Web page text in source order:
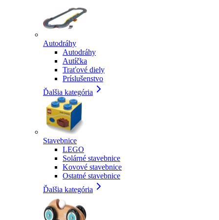
Autodráhy
Autodráhy
Autíčka
Traťové diely
Príslušenstvo
Ďalšia kategória
Stavebnice
LEGO
Solárné stavebnice
Kovové stavebnice
Ostatné stavebnice
Ďalšia kategória